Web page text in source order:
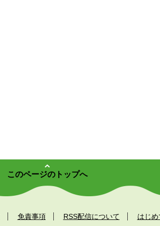
このページのトップへ
免責事項 RSS配信について はじ